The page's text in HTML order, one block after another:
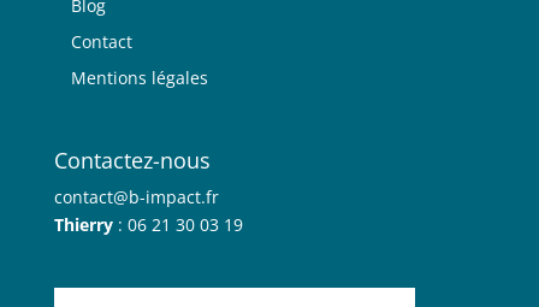
Blog
Contact
Mentions légales
Contactez-nous
contact@b-impact.fr
Thierry: 06 21 30 03 19